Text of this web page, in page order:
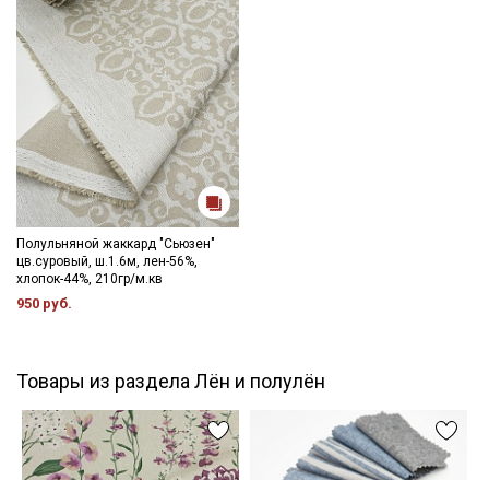
Полульняной жаккард "Сьюзен"
цв.суровый, ш.1.6м, лен-56%,
хлопок-44%, 210гр/м.кв
950 руб.
Товары из раздела Лён и полулён